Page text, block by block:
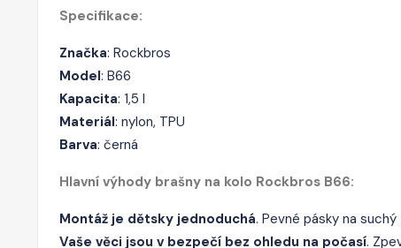
Specifikace:
Značka: Rockbros
Model: B66
Kapacita: 1,5 l
Materiál: nylon, TPU
Barva: černá
Hlavní výhody brašny na kolo Rockbros B66:
Montáž je dětsky jednoduchá. Pevné pásky na
Vaše věci jsou v bezpečí bez ohledu na počasí.